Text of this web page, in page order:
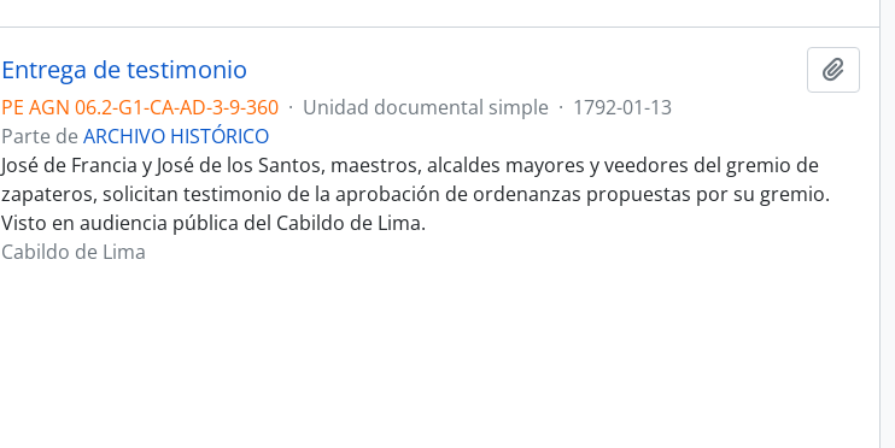
Entrega de testimonio
PE AGN 06.2-G1-CA-AD-3-9-360 · Unidad documental simple · 1792-01-13
Parte de ARCHIVO HISTÓRICO
José de Francia y José de los Santos, maestros, alcaldes mayores y veedores del gremio de
zapateros, solicitan testimonio de la aprobación de ordenanzas propuestas por su gremio.
Visto en audiencia pública del Cabildo de Lima.
Cabildo de Lima